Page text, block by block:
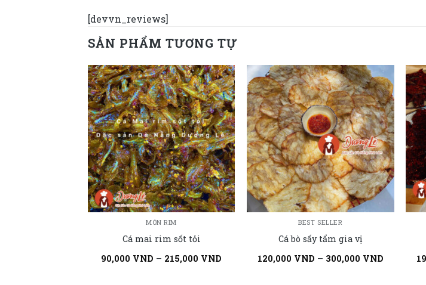
[devvn_reviews]
SẢN PHẨM TƯƠNG TỰ
MÓN RIM
Cá mai rim sốt tỏi
90,000 VND – 215,000 VND
BEST SELLER
Cá bò sấy tẩm gia vị
120,000 VND – 300,000 VND